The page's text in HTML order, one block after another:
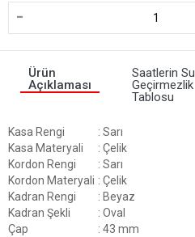
-
Ürün
Açıklaması
Saatlerin Su
Geçirmezlik
Tablosu
Kasa Rengi
: Sarı
Kasa Materyali
: Çelik
Kordon Rengi
: Sarı
Kordon Materyali : Çelik
Kadran Rengi
: Beyaz
Kadran Şekli
: Oval
Çap
: 43 mm